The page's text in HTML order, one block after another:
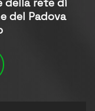
della rete di
del Padova